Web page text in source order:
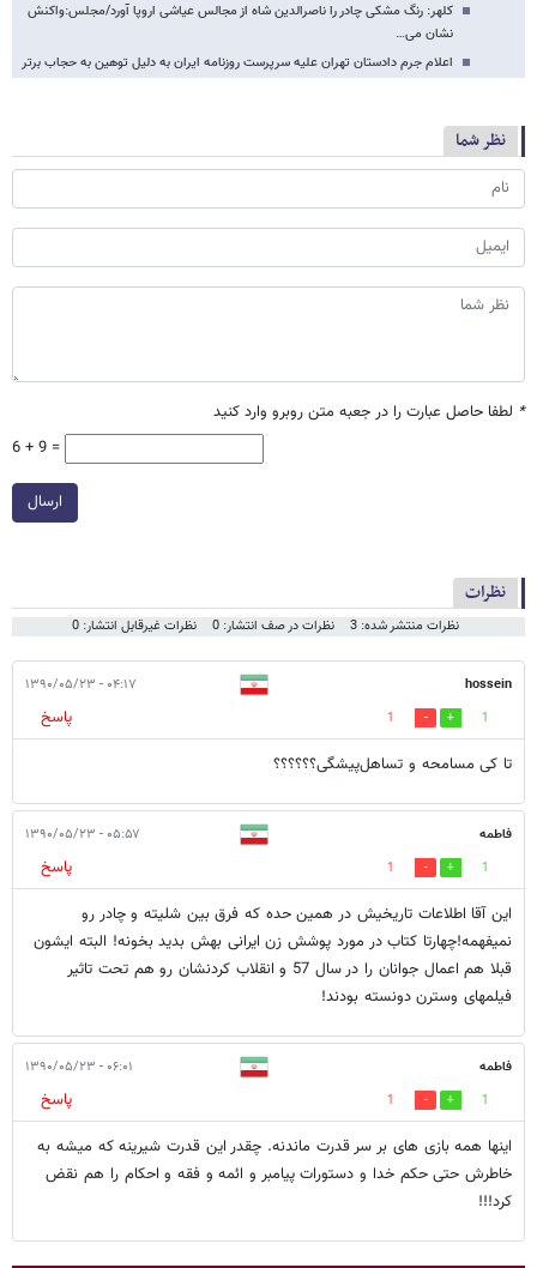
کلهر: رنگ مشکی چادر را ناصرالدین شاه از مجالس عیاشی اروپا آورد/مجلس:واکنش
نشان می…
اعلام جرم دادستان تهران علیه سرپرست روزنامه ایران به دلیل توهین به حجاب برتر
نظر شما
* لطفا حاصل عبارت را در جعبه متن روبرو وارد کنید
6 + 9 =
ارسال
نظرات
نظرات منتشر شده: 3 نظرات در صف انتشار: 0 نظرات غیرقابل انتشار: 0
hossein ۰۴:۱۷ - ۱۳۹۰/۰۵/۲۳
1
1
پاسخ
تا کی مسامحه و تساهل‌پیشگی؟؟؟؟؟؟
فاطمه ۰۵:۵۷ - ۱۳۹۰/۰۵/۲۳
1
1
پاسخ
این آقا اطلاعات تاریخیش در همین حده که فرق بین شلیته و چادر رو
نمیفهمه!چهارتا کتاب در مورد پوشش زن ایرانی بهش بدید بخونه! البته ایشون
قبلا هم اعمال جوانان را در سال 57 و انقلاب کردنشان رو هم تحت تاثیر
فیلمهای وسترن دونسته بودند!
فاطمه ۰۶:۰۱ - ۱۳۹۰/۰۵/۲۳
1
1
پاسخ
اینها همه بازی های بر سر قدرت ماندنه. چقدر این قدرت شیرینه که میشه به
خاطرش حتی حکم خدا و دستورات پیامبر و ائمه و فقه و احکام را هم نقض
کرد!!!